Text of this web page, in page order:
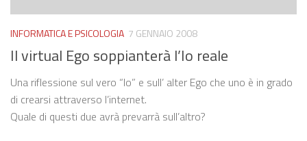
INFORMATICA E PSICOLOGIA 7 GENNAIO 2008
Il virtual Ego soppianterà l’Io reale
Una riflessione sul vero “Io” e sull’ alter Ego che uno è in grado
di crearsi attraverso l’internet.
Quale di questi due avrà prevarrà sull’altro?